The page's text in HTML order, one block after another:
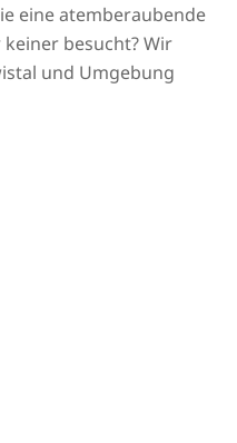
eine atemberaubende
besucht? Wir
und Umgebung